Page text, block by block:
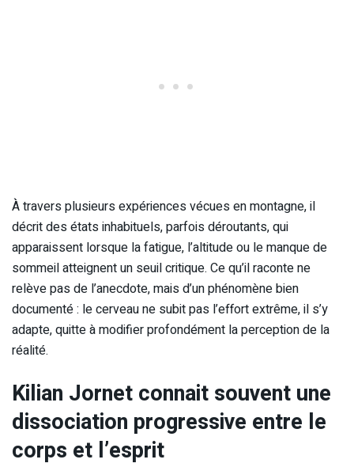
À travers plusieurs expériences vécues en montagne, il
décrit des états inhabituels, parfois déroutants, qui
apparaissent lorsque la fatigue, l’altitude ou le manque de
sommeil atteignent un seuil critique. Ce qu’il raconte ne
relève pas de l’anecdote, mais d’un phénomène bien
documenté : le cerveau ne subit pas l’effort extrême, il s’y
adapte, quitte à modifier profondément la perception de la
réalité.
Kilian Jornet connait souvent une
dissociation progressive entre le
corps et l’esprit